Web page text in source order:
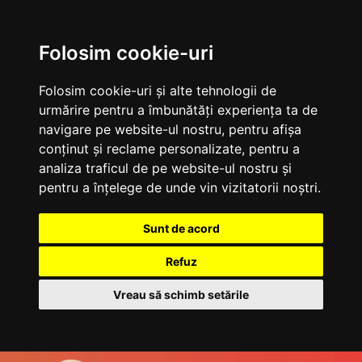
Folosim cookie-uri
Folosim cookie-uri și alte tehnologii de
urmărire pentru a îmbunătăți experiența ta de
navigare pe website-ul nostru, pentru afișa
conținut și reclame personalizate, pentru a
analiza traficul de pe website-ul nostru și
pentru a înțelege de unde vin vizitatorii noștri.
Sunt de acord
Refuz
Vreau să schimb setările